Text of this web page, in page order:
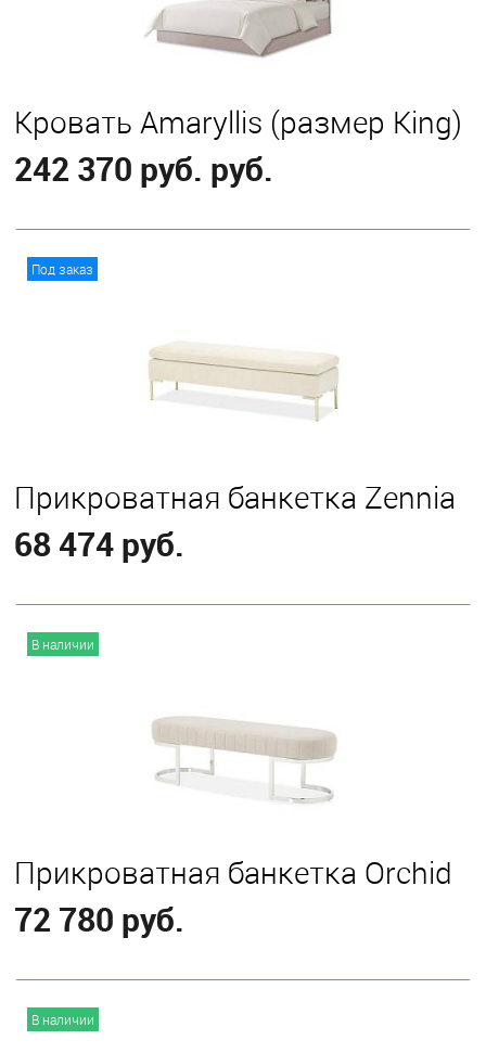
Кровать Amaryllis (размер King)
242 370 руб. руб.
С классическим подъемным механизмом
Под заказ
Прикроватная банкетка Zennia
68 474 руб.
В наличии
Прикроватная банкетка Orchid
72 780 руб.
В наличии